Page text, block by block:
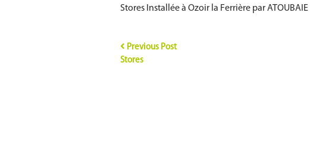
Stores Installée à Ozoir la Ferrière par ATOUBAIE
Previous Post
Stores